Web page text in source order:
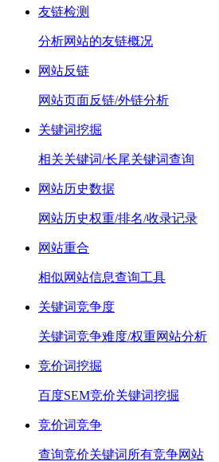
友链检测
分析网站的友链概况
网站反链
网站页面反链/外链分析
关键词挖掘
相关关键词/长尾关键词查询
网站历史数据
网站历史权重/排名/收录记录
网站重合
相似网站信息查询工具
关键词竞争度
关键词竞争难度/权重网站分析
竞价词挖掘
百度SEM竞价关键词挖掘
竞价词竞争
查询竞价关键词所有竞争网站